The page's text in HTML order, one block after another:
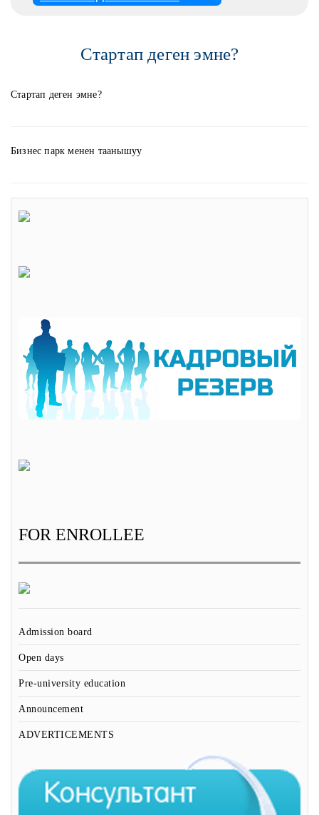
Стартап деген эмне?
Стартап деген эмне?
Бизнес парк менен таанышуу
FOR ENROLLEE
Admission board
Open days
Pre-university education
Announcement
ADVERTICEMENTS